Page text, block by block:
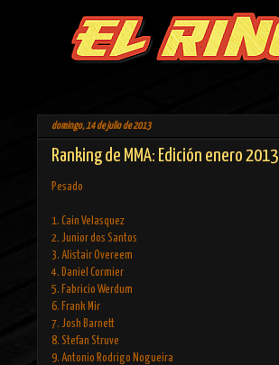
domingo, 14 de julio de 2013
Ranking de MMA: Edición enero 2013
Pesado
1. Cain Velasquez
2. Junior dos Santos
3. Alistair Overeem
4. Daniel Cormier
5. Fabricio Werdum
6. Frank Mir
7. Josh Barnett
8. Stefan Struve
9. Antonio Rodrigo Nogueira